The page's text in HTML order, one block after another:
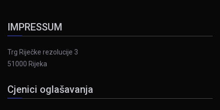
IMPRESSUM
Trg Riječke rezolucije 3
51000 Rijeka
Cjenici oglašavanja